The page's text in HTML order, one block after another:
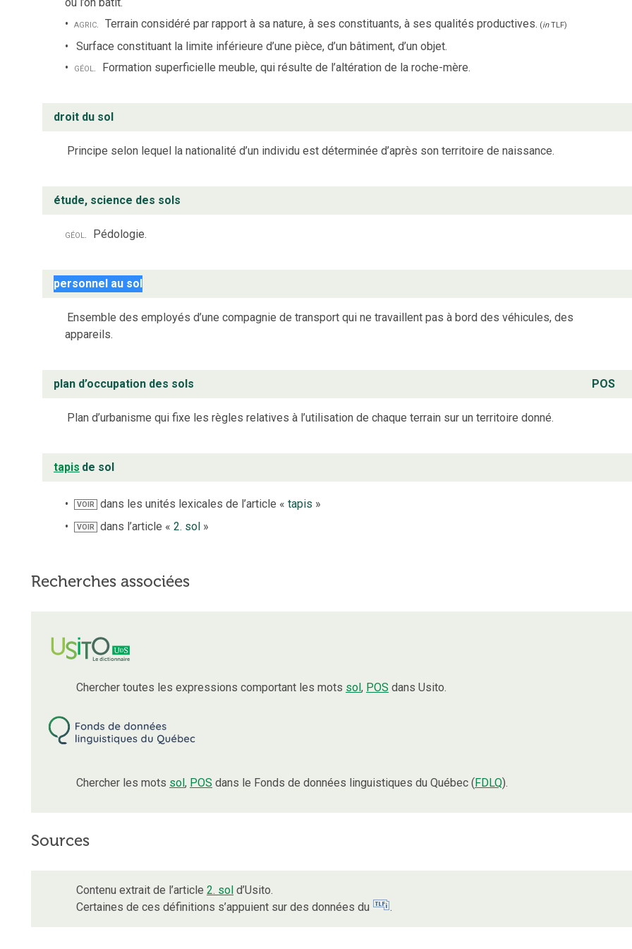
agric. Terrain considéré par rapport à sa nature, à ses constituants, à ses qualités productives. (inTLF)
Surface constituant la limite inférieure d’une pièce, d’un bâtiment, d’un objet.
géol. Formation superficielle meuble, qui résulte de l’altération de la roche-mère.
droit du sol
Principe selon lequel la nationalité d’un individu est déterminée d’après son territoire de naissance.
étude, science des sols
géol. Pédologie.
personnel au sol
Ensemble des employés d’une compagnie de transport qui ne travaillent pas à bord des véhicules, des
appareils.
plan d’occupation des sols POS
Plan d’urbanisme qui fixe les règles relatives à l’utilisation de chaque terrain sur un territoire donné.
tapis de sol
VOIR dans les unités lexicales de l’article «tapis »
VOIR dans l’article «2. sol »
Recherches associées
Chercher toutes les expressions comportant les mots sol, POS dans Usito.
Chercher les mots sol, POS dans le Fonds de données linguistiques du Québec (FDLQ).
Sources
Contenu extrait de l’article 2. sol d’Usito.
Certaines de ces définitions s’appuient sur des données du
.